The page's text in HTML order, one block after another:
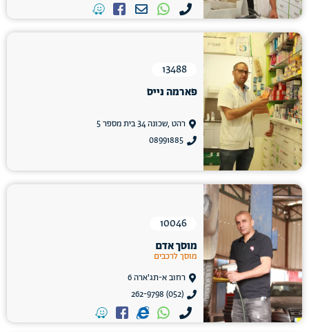
13488
פארמה נייס
רהט ,שכונה 34 בית מספר 5
08991885
10046
מוסך אדם
מוסך לרכבים
רחוב א-תג'ארה 6
(052) 262-9798